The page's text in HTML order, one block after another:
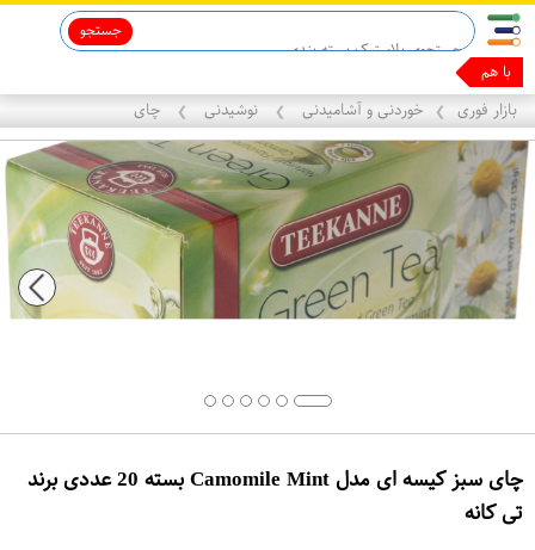
جستجو
با همین گوش
بازار فوری ❯ خوردنی و آشامیدنی ❯ نوشیدنی ❯ چای
چای سبز کیسه‌ ای مدل Camomile Mint بسته 20 عددی برند
تی کانه